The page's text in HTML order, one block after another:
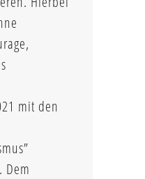
mit den
Dem